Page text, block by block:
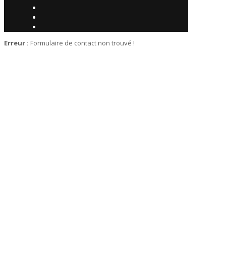
Erreur : Formulaire de contact non trouvé !